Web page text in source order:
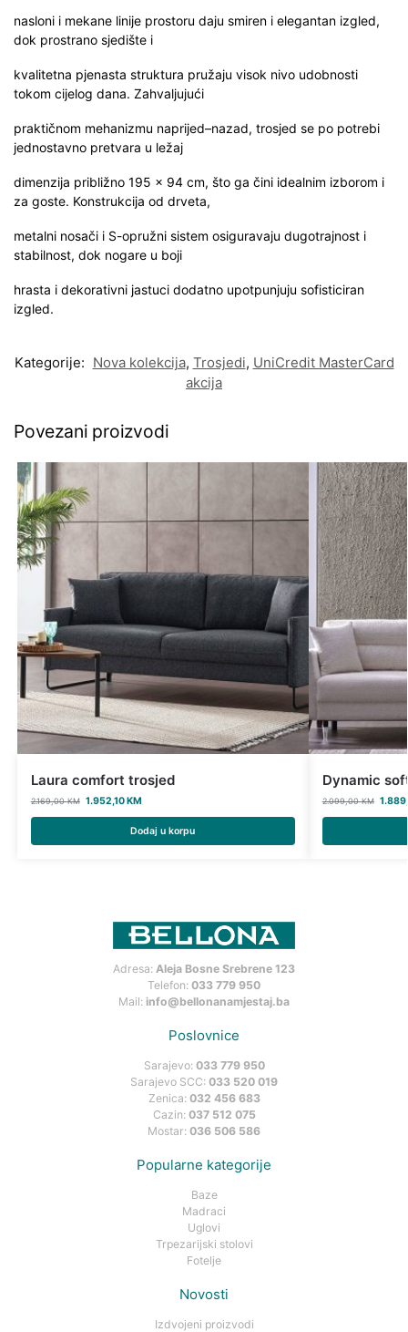
nasloni i mekane linije prostoru daju smiren i elegantan izgled,
dok prostrano sjedište i
kvalitetna pjenasta struktura pružaju visok nivo udobnosti
tokom cijelog dana. Zahvaljujući
praktičnom mehanizmu naprijed–nazad, trosjed se po potrebi
jednostavno pretvara u ležaj
dimenzija približno 195 x 94 cm, što ga čini idealnim izborom i
za goste. Konstrukcija od drveta,
metalni nosači i S-opružni sistem osiguravaju dugotrajnost i
stabilnost, dok nogare u boji
hrasta i dekorativni jastuci dodatno upotpunjuju sofisticiran
izgled.
Kategorije: Nova kolekcija, Trosjedi, UniCredit MasterCard
akcija
Povezani proizvodi
Laura comfort trosjed
2.169,00KM 1.952,10KM
Dodaj u korpu
Dynamic
2.099,00KM
Adresa: Aleja Bosne Srebrene 123
Telefon: 033 779 950
Mail: info@bellonanamjestaj.ba
Poslovnice
Sarajevo: 033 779 950
Sarajevo SCC: 033 520 019
Zenica: 032 456 683
Cazin: 037 512 075
Mostar: 036 506 586
Popularne kategorije
Baze
Madraci
Uglovi
Trpezarijski stolovi
Fotelje
Novosti
Izdvojeni proizvodi